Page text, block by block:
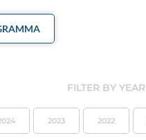
FILTER BY YEAR
2023 2022